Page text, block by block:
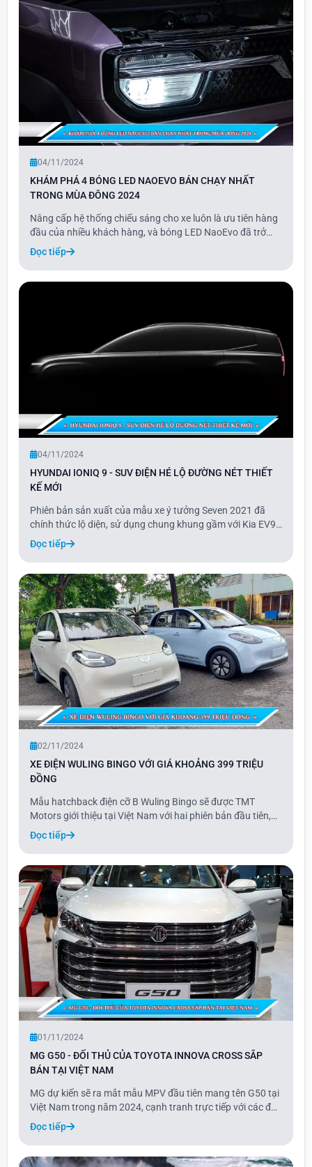
04/11/2024
KHÁM PHÁ 4 BÓNG LED NAOEVO BÁN CHẠY NHẤT
TRONG MÙA ĐÔNG 2024
Nâng cấp hệ thống chiếu sáng cho xe luôn là ưu tiên hàng
đầu của nhiều khách hàng, và bóng LED NaoEvo đã trở
thành lựa chọn phổ biến nhờ chất lượng vượt trội và độ
bền cao. Với khả năng chiếu sáng mạnh mẽ và thiết kế
hiện đại, các dòng bóng LED NaoEvo đáp
Đọc tiếp
04/11/2024
HYUNDAI IONIQ 9 - SUV ĐIỆN HÉ LỘ ĐƯỜNG NÉT THIẾT
KẾ MỚI
Phiên bản sản xuất của mẫu xe ý tưởng Seven 2021 đã
chính thức lộ diện, sử dụng chung khung gầm với Kia EV9
và dự kiến ra mắt tại triển lãm ôtô Los Angeles 2024.
Thương hiệu xe hơi Hàn Quốc Hyundai vừa hé lộ hình ảnh
thiết kế của mẫu xe này, vốn là phiên
Đọc tiếp
02/11/2024
XE ĐIỆN WULING BINGO VỚI GIÁ KHOẢNG 399 TRIỆU
ĐỒNG
Mẫu hatchback điện cỡ B Wuling Bingo sẽ được TMT
Motors giới thiệu tại Việt Nam với hai phiên bản đầu tiên,
gồm bản 333 km với pin 31,9 kWh và bản 410 km với pin
37,9 kWh, có giá lần lượt là 399 và 469 triệu đồng. Hai
phiên bản khác, với quãng đường 203 k
Đọc tiếp
01/11/2024
MG G50 - ĐỐI THỦ CỦA TOYOTA INNOVA CROSS SẮP
BÁN TẠI VIỆT NAM
MG dự kiến sẽ ra mắt mẫu MPV đầu tiên mang tên G50 tại
Việt Nam trong năm 2024, cạnh tranh trực tiếp với các đối
thủ như Toyota Innova và Hyundai Custin. Theo thông tin
từ VnExpress, nhà phân phối MG tại Việt Nam có kế hoạch
bán chính thức G50 trong giai
Đọc tiếp